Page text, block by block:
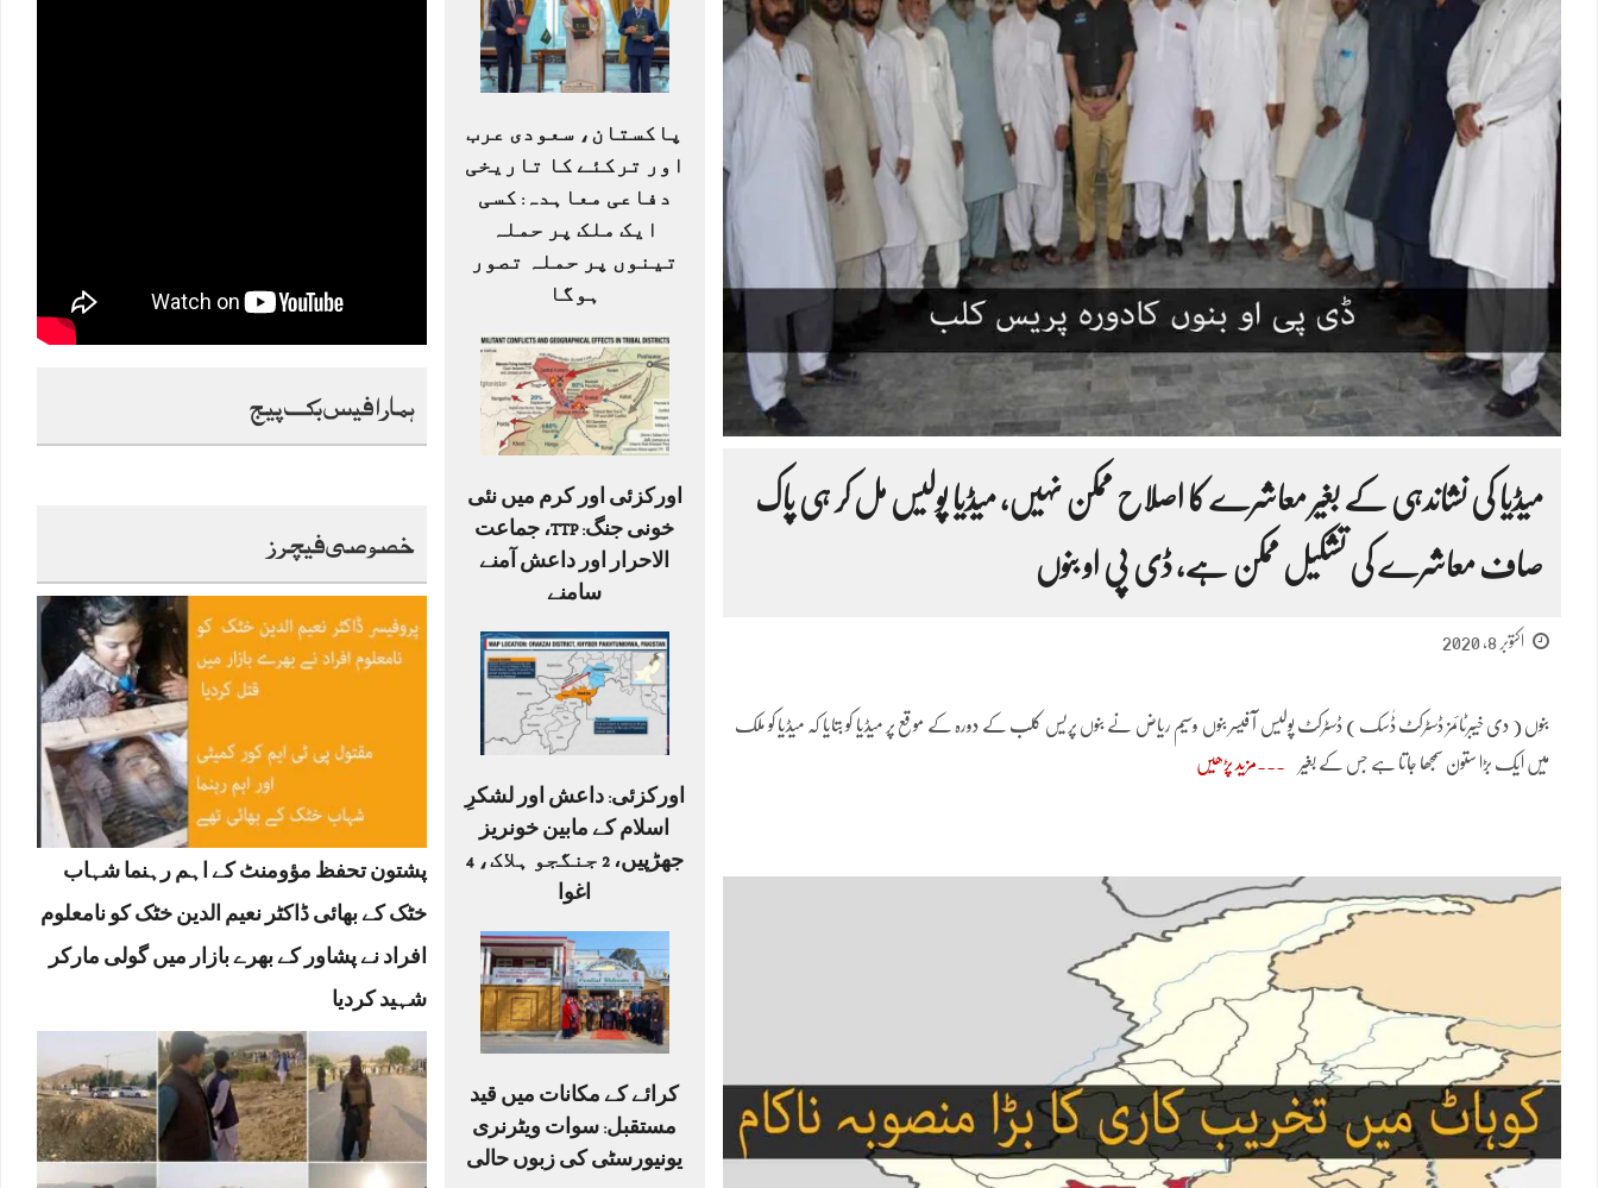
ہمارا فیس بک پیج
خصوصی فیچرز
پشتون تحفظ مؤومنٹ کے اہم رہنما شہاب
خٹک کے بھائی ڈاکٹر نعیم الدین خٹک کو نامعلوم
افراد نے پشاور کے بھرے بازار میں گولی مارکر
شہید کردیا
پاکستان، سعودی عرب
اور ترکئے کا تاریخی
دفاعی معاہدہ: کسی
ایک ملک پر حملہ
تینوں پر حملہ تصور
ہوگا
اورکزئی اور کرم میں نئی
خونی جنگ: TTP، جماعت
الاحرار اور داعش آمنے
سامنے
اورکزئی: داعش اور لشکرِ
اسلام کے مابین خونریز
جھڑپیں، 2 جنگجو ہلاک، 4
اغوا
کرائے کے مکانات میں قید
مستقبل: سوات ویٹرنری
یونیورسٹی کی زبوں حالی
میڈیا کی نشاندہی کے بغیر معاشرے کا اصلاح ممکن نہیں، میڈیا پولیس مل کر ہی پاک
صاف معاشرے کی تشکیل ممکن ہے، ڈی پی او بنوں
اکتوبر 8, 2020
بنوں ( دی خیبرٹائمز ڈسٹرکٹ ڈٰسک ) ڈسٹرکٹ پولیس آ فیسر بنوں وسیم ریاض نے بنوں پریس کلب کے دورہ کے موقع پر میڈیا کو بتایا کہ میڈیا کو ملک
میں ایک بڑا ستون سمجھا جاتا ہے جس کے بغیر مزید پڑھیں